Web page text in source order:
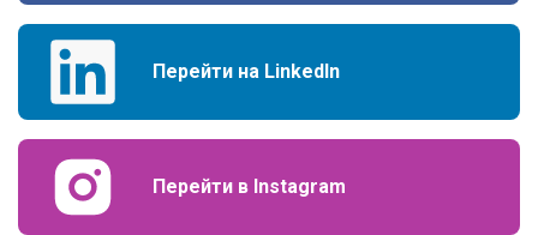
Перейти на LinkedIn
Перейти в Instagram